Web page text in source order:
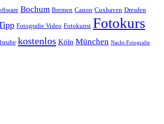
Bochum Bremen Canon Cuxhaven Dresden
Fotografie Video Fotokunst Fotokurs
kostenlos Köln München Nacht-Fotografie